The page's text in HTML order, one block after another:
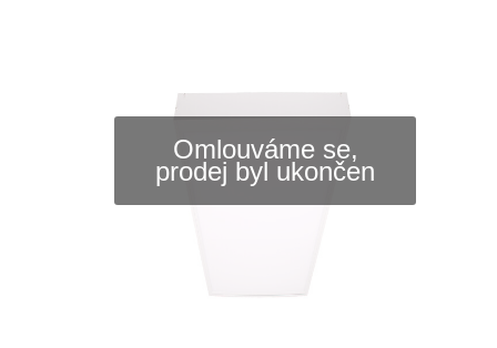
Omlouváme se,
prodej byl ukončen